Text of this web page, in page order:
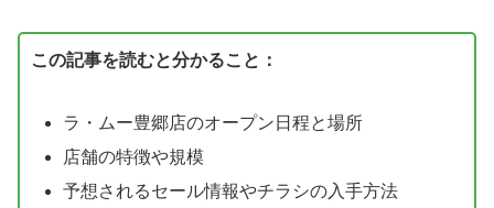
この記事を読むと分かること：
ラ・ムー豊郷店のオープン日程と場所
店舗の特徴や規模
予想されるセール情報やチラシの入手方法